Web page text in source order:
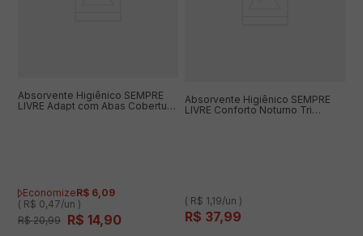
Absorvente Higiênico SEMPRE
LIVRE Adapt com Abas Cobertura
EconomizeR$ 6,09
( R$ 0,47/un )
R$ 20,99 R$ 14,90
Absorvente Higiênico SEMPRE
LIVRE Conforto Noturno Tri
( R$ 1,19/un )
R$ 37,99